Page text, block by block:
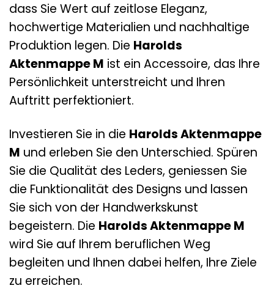
dass Sie Wert auf zeitlose Eleganz,
hochwertige Materialien und nachhaltige
Produktion legen. Die Harolds
Aktenmappe M ist ein Accessoire, das Ihre
Persönlichkeit unterstreicht und Ihren
Auftritt perfektioniert.
Investieren Sie in die Harolds Aktenmappe
M und erleben Sie den Unterschied. Spüren
Sie die Qualität des Leders, geniessen Sie
die Funktionalität des Designs und lassen
Sie sich von der Handwerkskunst
begeistern. Die Harolds Aktenmappe M
wird Sie auf Ihrem beruflichen Weg
begleiten und Ihnen dabei helfen, Ihre Ziele
zu erreichen.